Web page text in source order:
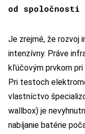
od spoločnosti
Je zrejmé, že rozvoj
intenzívny. Práve
kľúčovým prvkom
Pri testoch
vlastníctvo
wallbox) je
nabíjanie batérie